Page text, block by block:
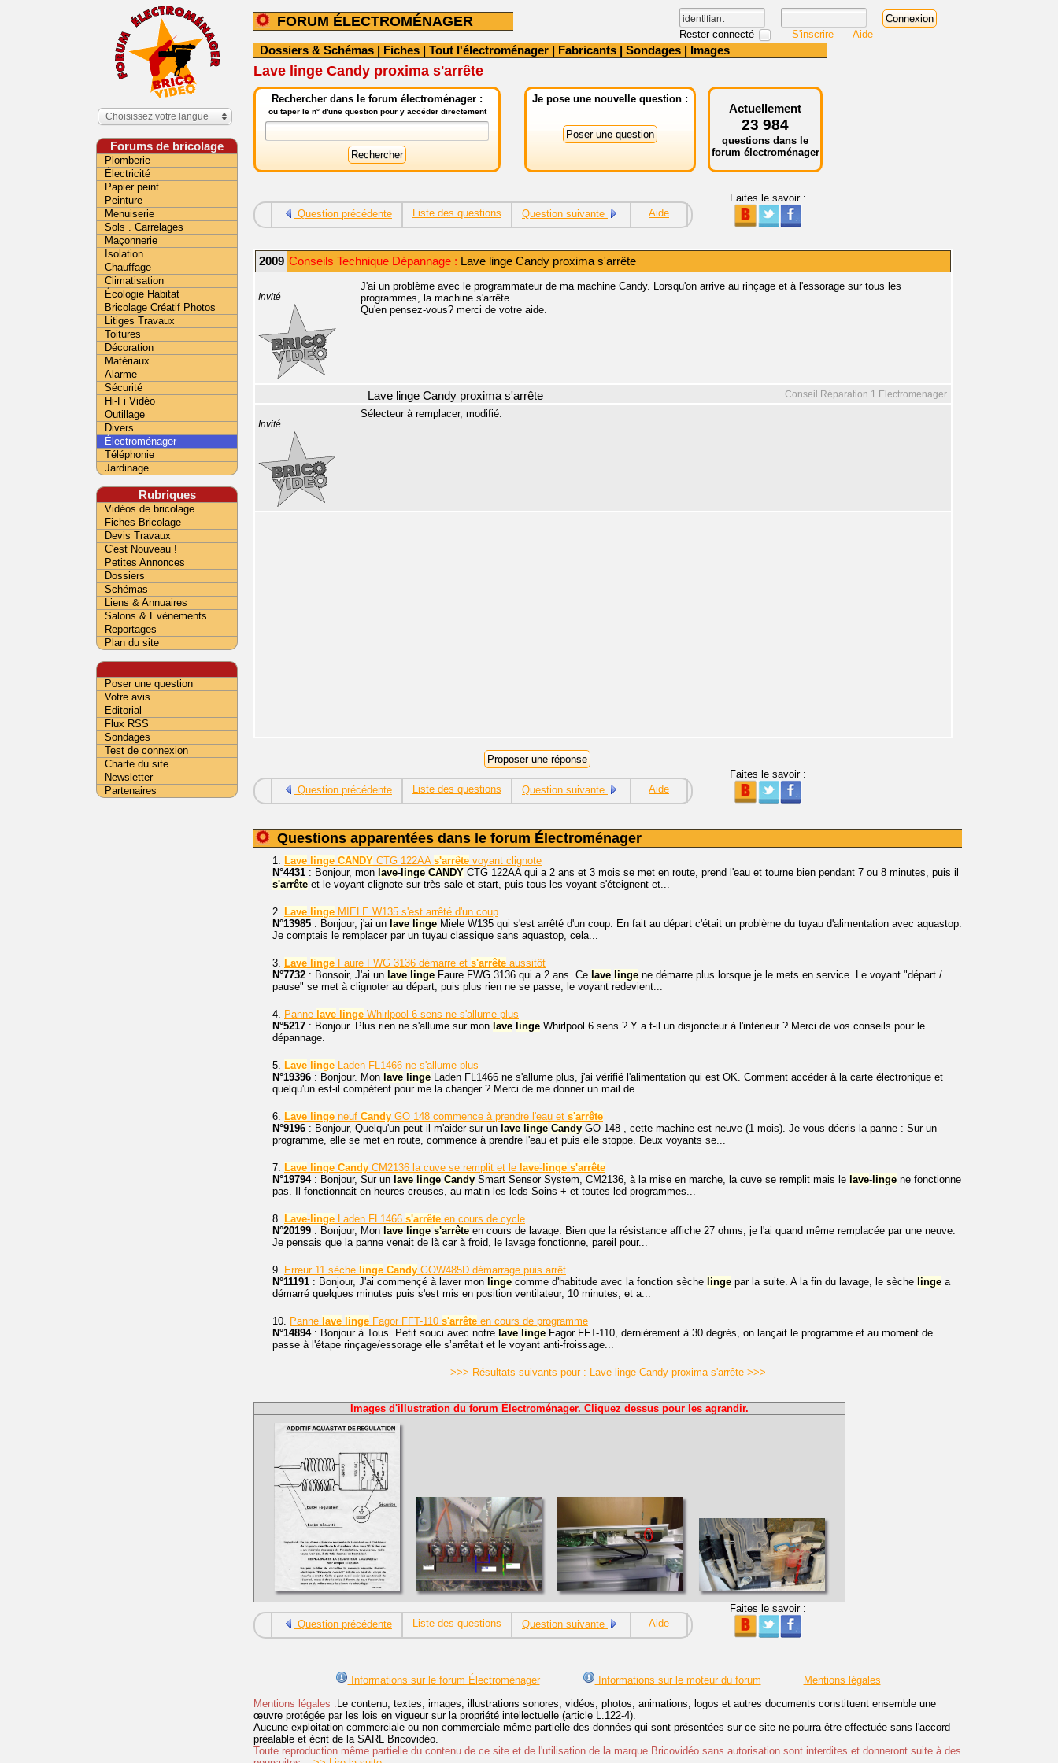
FORUM ÉLECTROMÉNAGER
Rester connecté S'inscrire Aide
Dossiers & Schémas | Fiches | Tout l'électroménager | Fabricants | Sondages | Images
Lave linge Candy proxima s'arrête
Rechercher dans le forum électroménager :
ou taper le n° d'une question pour y accéder directement
Je pose une nouvelle question :
Actuellement
23 984
questions dans le
forum électroménager
Question précédente Liste des questions Question suivante Aide
Faites le savoir :
2009 Conseils Technique Dépannage : Lave linge Candy proxima s'arrête
Invité
J'ai un problème avec le programmateur de ma machine Candy. Lorsqu'on arrive au rinçage et à l'essorage sur tous les
programmes, la machine s'arrête.
Qu'en pensez-vous? merci de votre aide.
Conseil Réparation 1 Electromenager
Lave linge Candy proxima s'arrête
Invité
Sélecteur à remplacer, modifié.
Question précédente Liste des questions Question suivante Aide
Faites le savoir :
Questions apparentées dans le forum Électroménager
1. Lave linge CANDY CTG 122AA s'arrête voyant clignote
N°4431 : Bonjour, mon lave- linge CANDY CTG 122AA qui a 2 ans et 3 mois se met en route, prend l'eau et tourne bien pendant 7 ou 8 minutes, puis il
s'arrête et le voyant clignote sur très sale et start, puis tous les voyant s'éteignent et...
2. Lave linge MIELE W135 s'est arrêté d'un coup
N°13985 : Bonjour, j'ai un lave linge Miele W135 qui s'est arrêté d'un coup. En fait au départ c'était un problème du tuyau d'alimentation avec aquastop.
Je comptais le remplacer par un tuyau classique sans aquastop, cela...
3. Lave linge Faure FWG 3136 démarre et s'arrête aussitôt
N°7732 : Bonsoir, J'ai un lave linge Faure FWG 3136 qui a 2 ans. Ce lave linge ne démarre plus lorsque je le mets en service. Le voyant "départ /
pause" se met à clignoter au départ, puis plus rien ne se passe, le voyant redevient...
4. Panne lave linge Whirlpool 6 sens ne s'allume plus
N°5217 : Bonjour. Plus rien ne s'allume sur mon lave linge Whirlpool 6 sens ? Y a t-il un disjoncteur à l'intérieur ? Merci de vos conseils pour le
dépannage.
5. Lave linge Laden FL1466 ne s'allume plus
N°19396 : Bonjour. Mon lave linge Laden FL1466 ne s'allume plus, j'ai vérifié l'alimentation qui est OK. Comment accéder à la carte électronique et
quelqu'un est-il compétent pour me la changer ? Merci de me donner un mail de...
6. Lave linge neuf Candy GO 148 commence à prendre l'eau et s'arrête
N°9196 : Bonjour, Quelqu'un peut-il m'aider sur un lave linge Candy GO 148 , cette machine est neuve (1 mois). Je vous décris la panne : Sur un
programme, elle se met en route, commence à prendre l'eau et puis elle stoppe. Deux voyants se...
7. Lave linge Candy CM2136 la cuve se remplit et le lave- linge s'arrête
N°19794: Bonjour, Sur un lave linge Candy Smart Sensor System, CM2136, à la mise en marche, la cuve se remplit mais le lave- linge ne fonctionne
pas. Il fonctionnait en heures creuses, au matin les leds Soins + et toutes led programmes...
8. Lave- linge Laden FL1466 s'arrête en cours de cycle
N°20199 : Bonjour, Mon lave linge s'arrête en cours de lavage. Bien que la résistance affiche 27 ohms, je l'ai quand même remplacée par une neuve.
Je pensais que la panne venait de là car à froid, le lavage fonctionne, pareil pour...
9. Erreur 11 sèche linge Candy GOW485D démarrage puis arrêt
N°11191 : Bonjour, J'ai commençé à laver mon linge comme d'habitude avec la fonction sèche linge par la suite. A la fin du lavage, le sèche linge a
démarré quelques minutes puis s'est mis en position ventilateur, 10 minutes, et a...
10. Panne lave linge Fagor FFT-110 s'arrête en cours de programme
N°14894: Bonjour à Tous. Petit souci avec notre lave linge Fagor FFT-110, dernièrement à 30 degrés, on lançait le programme et au moment de
passe à l'étape rinçage/essorage elle s’arrêtait et le voyant anti-froissage...
>>> Résultats suivants pour : Lave linge Candy proxima s'arrête >>>
Images d'illustration du forum Électroménager. Cliquez dessus pour les agrandir.
Question précédente Liste des questions Question suivante Aide
Faites le savoir :
Informations sur le forum Électroménager Informations sur le moteur du forum
Mentions légales
Mentions légales :Le contenu, textes, images, illustrations sonores, vidéos, photos, animations, logos et autres documents constituent ensemble une
œuvre protégée par les lois en vigueur sur la propriété intellectuelle (article L.122-4).
Aucune exploitation commerciale ou non commerciale même partielle des données qui sont présentées sur ce site ne pourra être effectuée sans l'accord
préalable et écrit de la SARL Bricovidéo.
Toute reproduction même partielle du contenu de ce site et de l'utilisation de la marque Bricovidéo sans autorisation sont interdites et donneront suite à des
Choisissez votre langue
Forums de bricolage
Plomberie
Électricité
Papier peint
Peinture
Menuiserie
Sols . Carrelages
Maçonnerie
Isolation
Chauffage
Climatisation
Écologie Habitat
Bricolage Créatif Photos
Litiges Travaux
Toitures
Décoration
Matériaux
Alarme
Sécurité
Hi-Fi Vidéo
Outillage
Divers
Électroménager
Téléphonie
Jardinage
Rubriques
Vidéos de bricolage
Fiches Bricolage
Devis Travaux
C'est Nouveau !
Petites Annonces
Dossiers
Schémas
Liens & Annuaires
Salons & Evènements
Reportages
Plan du site
Poser une question
Votre avis
Editorial
Flux RSS
Sondages
Test de connexion
Charte du site
Newsletter
Partenaires